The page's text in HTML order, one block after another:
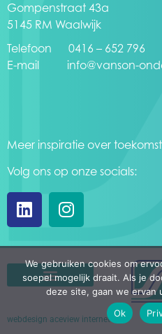
Gompenstraat 43a
5145 RM Waalwijk
Telefoon 0416 – 652 796
E-mail info@vanson-
Meer inspiratie over
Volg ons op onze socials:
webdesign aceview internet
We gebruiken cookies om
soepel mogelijk draait. Als je
deze site, gaan we ervan
Ok